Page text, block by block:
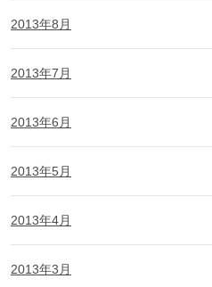
2013年8月
2013年7月
2013年6月
2013年5月
2013年4月
2013年3月